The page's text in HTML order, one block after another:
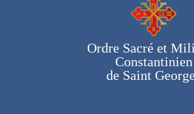
Ordre Sacré et
Constantinien
de Saint